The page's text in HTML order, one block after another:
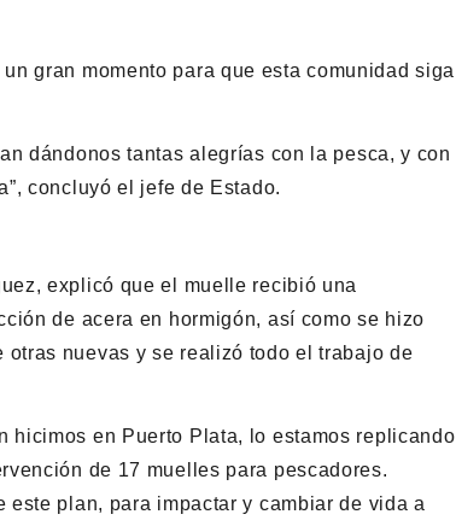
gran momento para que esta comunidad siga
dándonos tantas alegrías con la pesca, y con
concluyó el jefe de Estado.
explicó que el muelle recibió una
de acera en hormigón, así como se hizo
nuevas y se realizó todo el trabajo de
hicimos en Puerto Plata, lo estamos replicando
de 17 muelles para pescadores.
plan, para impactar y cambiar de vida a